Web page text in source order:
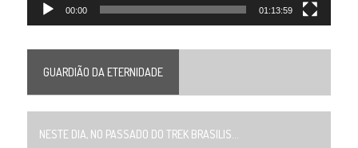
00:00 01:13:59
GUARDIÃO DA ETERNIDADE
NESTE DIA, NO PASSADO DO TREK BRASILIS...